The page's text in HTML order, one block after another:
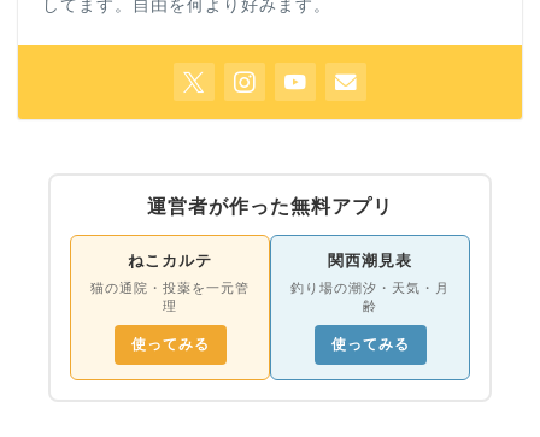
してます。自由を何より好みます。
運営者が作った無料アプリ
ねこカルテ
猫の通院・投薬を一元管
理
使ってみる
関西潮見表
釣り場の潮汐・天気・月
齢
使ってみる